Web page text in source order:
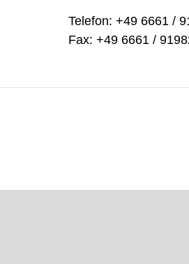
Telefon: +49 6661 /
Fax: +49 6661 /